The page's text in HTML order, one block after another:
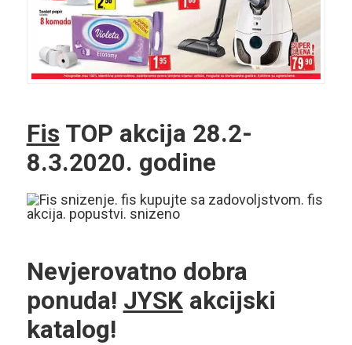
Fis TOP akcija 28.2-
8.3.2020. godine
Nevjerovatno dobra
ponuda! JYSKakcijski
katalog!